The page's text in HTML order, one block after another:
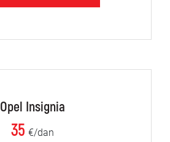
Opel Insignia
35 €/dan